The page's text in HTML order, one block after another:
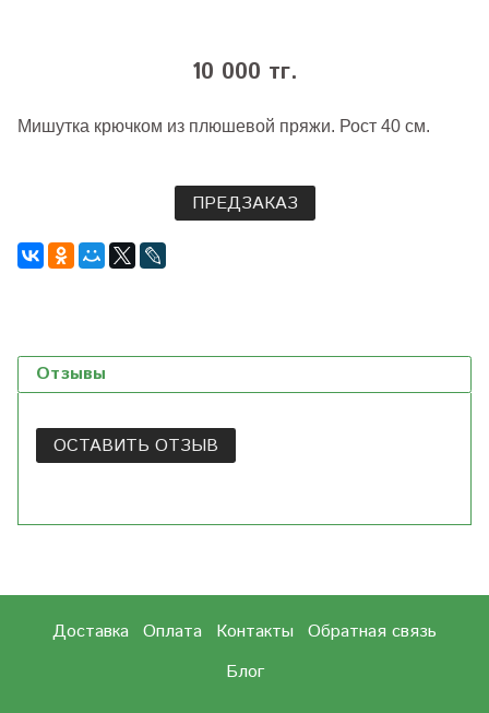
10 000 тг.
Мишутка крючком из плюшевой пряжи. Рост 40 см.
ПРЕДЗАКАЗ
Отзывы
ОСТАВИТЬ ОТЗЫВ
Доставка Оплата Контакты
Обратная связь
Блог